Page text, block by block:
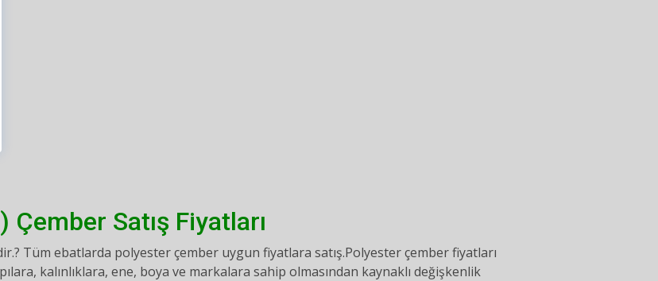
Çember Satış Fiyatları
Tüm ebatlarda polyester çember uygun fiyatlara satış.Polyester çember fiyatları
kalınlıklara, ene, boya ve markalara sahip olmasından kaynaklı değişkenlik